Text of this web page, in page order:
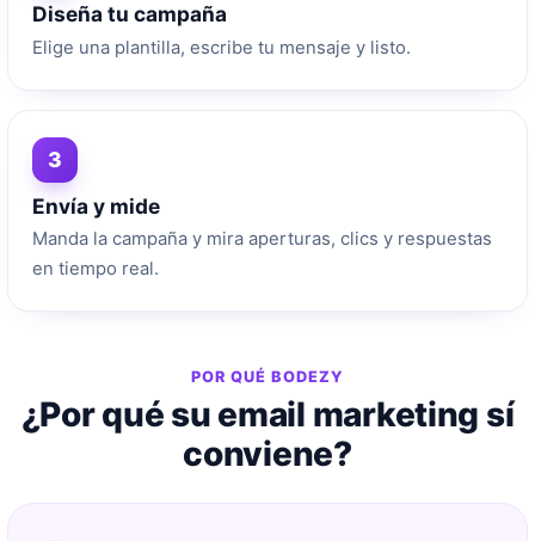
Diseña tu campaña
Elige una plantilla, escribe tu mensaje y listo.
3
Envía y mide
Manda la campaña y mira aperturas, clics y respuestas
en tiempo real.
POR QUÉ BODEZY
¿Por qué su email marketing sí
conviene?